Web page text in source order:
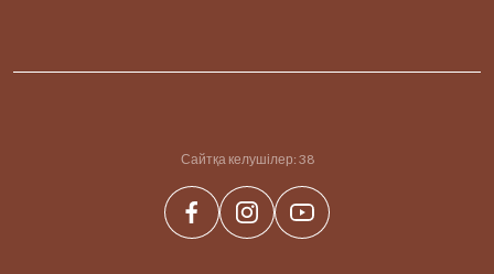
Сайтқа келушілер: 38